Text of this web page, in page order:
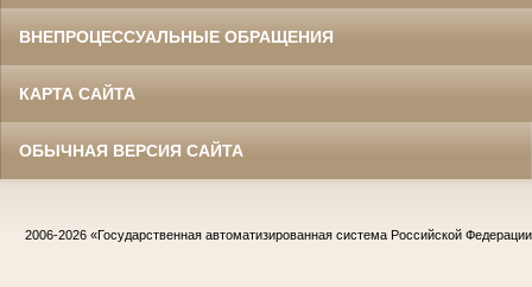
ВНЕПРОЦЕССУАЛЬНЫЕ ОБРАЩЕНИЯ
КАРТА САЙТА
ОБЫЧНАЯ ВЕРСИЯ САЙТА
2006-2026 «Государственная автоматизированная система Российской